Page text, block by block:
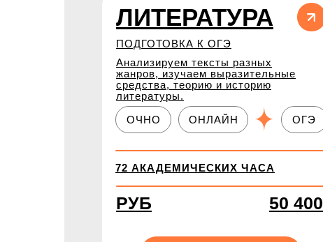
РУБ 50 400
72 АКАДЕМИЧЕСКИХ ЧАСА
ОЧНО ОГЭ
ОНЛАЙН
Анализируем тексты разных
жанров, изучаем выразительные
средства, теорию и историю
литературы.
ПОДГОТОВКА К ОГЭ
ЛИТЕРАТУРА